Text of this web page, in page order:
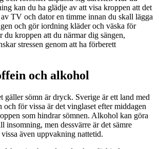
kan du ha glädje av att visa kroppen att det
TV och dator en timme innan du skall lägga
och gör iordning kläder och väska för
du kroppen att du närmar dig sängen,
stressen genom att ha förberett
och alkohol
gäller sömn är dryck. Sverige är ett land med
för vissa är det vinglaset efter middagen
som hindrar sömnen. Alkohol kan göra
insomning, men dessvärre är det sämre
även uppvakning nattetid.